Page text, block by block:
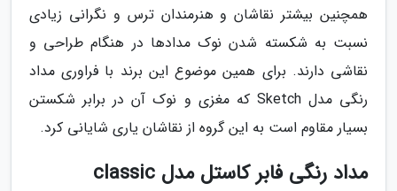
همچنین بیشتر نقاشان و هنرمندان ترس و نگرانی زیادی
نسبت به شکسته شدن نوک مدادها در هنگام طراحی و
نقاشی دارند. برای همین موضوع این برند با فراوری مداد
رنگی مدل Sketch که مغزی و نوک آن در برابر شکستن
بسیار مقاوم است به این گروه از نقاشان یاری شایانی کرد.
مداد رنگی فابر کاستل مدل classic